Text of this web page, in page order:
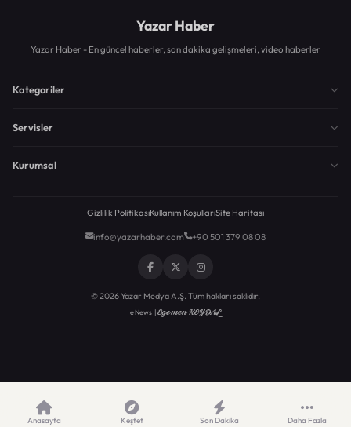
Yazar Haber
Yazar Haber - En güncel haberler, son dakika gelişmeleri, video haberler
Kategoriler
Servisler
Kurumsal
Gizlilik PolitikasıKullanım KoşullarıSite Haritası
info@yazarhaber.com +90 501 379 08 08
© 2026 Yazar Medya A.Ş. Tüm hakları saklıdır.
eNews |Egemen KEYDAL
Anasayfa Keşfet Son Dakika Daha Fazla